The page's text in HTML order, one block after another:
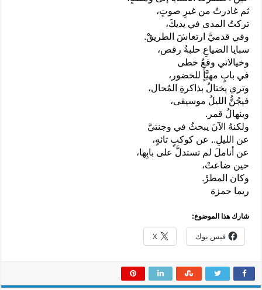
ثم غادرتُ من غيرِ صوتٍ،
تركتُ المدى في يديكَ،
وفي قدميَّ ارتعاشَ الطريقْ.
سبايا الضياعِ حلبةُ رقص،
وخيالاتي وقعُ خطى
في بابٍ مهيَّأٍ للحضور،
وتري يختالُ بذاكرةِ المُحال،
فيجُنُّ الليلُ موسيقى،
وينهالُ قمر.
ولكنهُ الآنَ يبحثُ في وجنتيَّ
عن الليلِ.. عن كوكبٍ تائهٍ،
عن أناملَ لم تستدلَّ على بابِها،
حين ضاعتْ،
وكان المطرْ.
ريما حمزة
شارك هذا الموضوع:
فيس بوك X